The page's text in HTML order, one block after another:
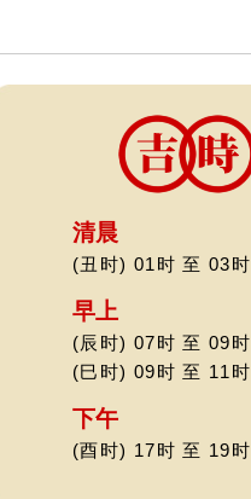
清晨
(丑时) 01时 至 03时
早上
(辰时) 07时 至 09时
(巳时) 09时 至 11时
下午
(酉时) 17时 至 19时